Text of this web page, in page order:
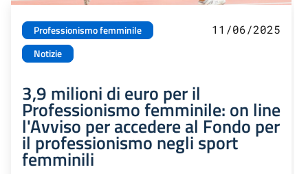
Professionismo femminile
Notizie
11/06/2025
3,9 milioni di euro per il
Professionismo femminile: on line
l'Avviso per accedere al Fondo per
il professionismo negli sport
femminili